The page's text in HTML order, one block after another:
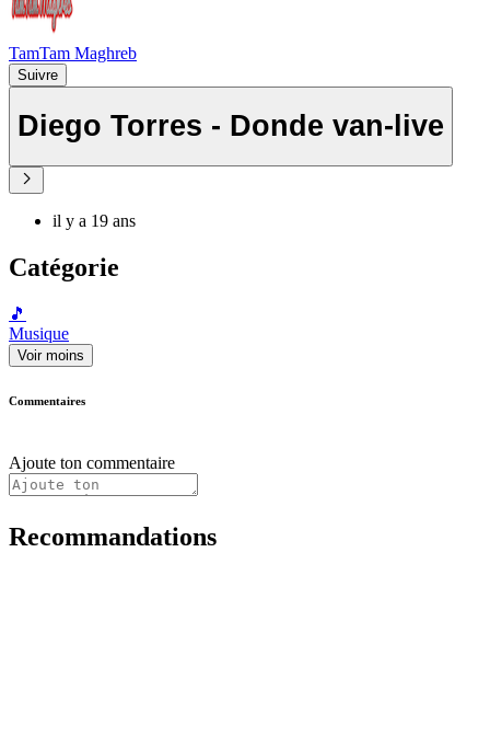
TamTam Maghreb
Suivre
Diego Torres - Donde van-live
il y a 19 ans
Catégorie
🎵
Musique
Voir moins
Commentaires
Ajoute ton commentaire
Recommandations